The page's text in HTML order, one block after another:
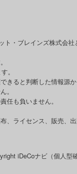
ト・ブレインズ株式会
。
きると判断した情報源
。
任も負いません。
、ライセンス、販売、
iDeCoナビ（個人型